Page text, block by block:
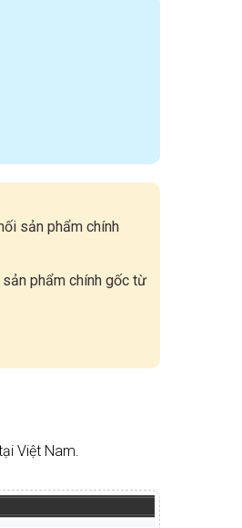
sản phẩm chính
phẩm chính gốc từ
Việt Nam.